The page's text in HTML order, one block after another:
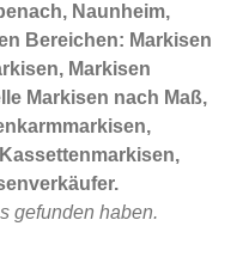
Naunheim,
Bereichen: Markisen
Markisen
Markisen nach Maß,
gefunden haben.